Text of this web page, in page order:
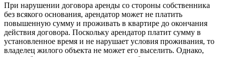
При нарушении договора аренды со стороны собственника
без всякого основания, арендатор может не платить
повышенную сумму и проживать в квартире до окончания
действия договора. Поскольку арендатор платит сумму в
установленное время и не нарушает условия проживания, то
владелец жилого объекта не может его выселить. Однако,